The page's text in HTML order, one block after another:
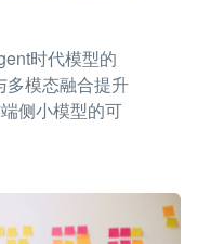
时代模型的
多模态融合提升
侧小模型的可